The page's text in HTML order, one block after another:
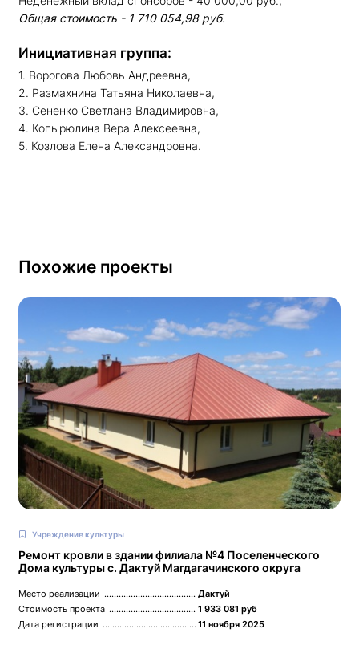
Общая стоимость - 1 710 054,98 руб.
Инициативная группа:
1. Ворогова Любовь Андреевна,
2. Размахнина Татьяна Николаевна,
3. Сененко Светлана Владимировна,
4. Копырюлина Вера Алексеевна,
5. Козлова Елена Александровна.
Похожие проекты
Учреждение культуры
Ремонт кровли в здании филиала №4 Поселенческого
Дома культуры с. Дактуй Магдагачинского округа
Место реализации
Дактуй
Стоимость проекта
1 933 081 руб
Дата регистрации
11 ноября 2025